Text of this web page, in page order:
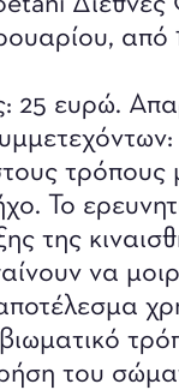
από
25 ευρώ.
τρόπους
Το
της
να
του